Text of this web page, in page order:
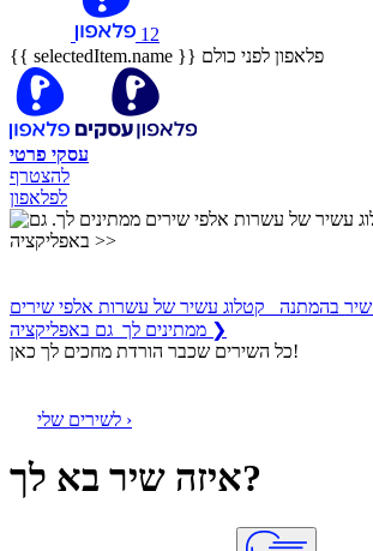
12
{{ selectedItem.name }} פלאפון לפני כולם
עסקי פרטי
להצטרף
לפלאפון
שיר בהמתנה קטלוג עשיר של עשרות אלפי שירים
ממתינים לך גם באפליקציה ❯
כל השירים שכבר הורדת מחכים לך כאן!
לשירים שלי ›
איזה שיר בא לך?